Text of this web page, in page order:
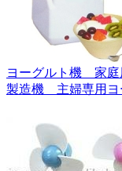
ヨーグルト機 家庭
製造機 主婦専用ヨ